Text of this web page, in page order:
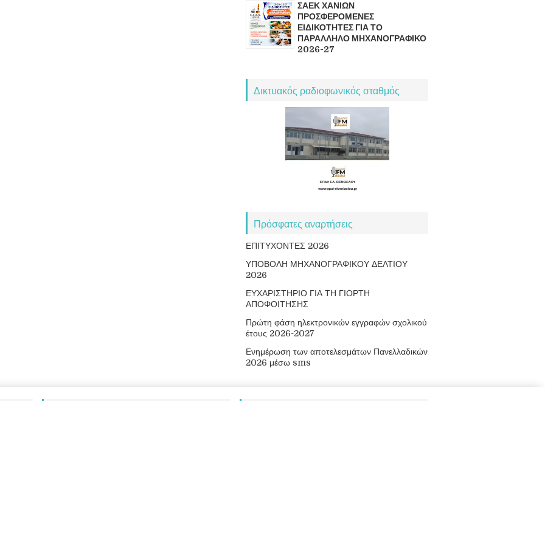
ΣΑΕΚ ΧΑΝΙΩΝ
ΠΡΟΣΦΕΡΟΜΕΝΕΣ
ΕΙΔΙΚΟΤΗΤΕΣ ΓΙΑ ΤΟ
ΠΑΡΑΛΛΗΛΟ ΜΗΧΑΝΟΓΡΑΦΙΚΟ
2026-27
Δικτυακός ραδιοφωνικός σταθμός
Πρόσφατες αναρτήσεις
ΕΠΙΤΥΧΟΝΤΕΣ 2026
ΥΠΟΒΟΛΗ ΜΗΧΑΝΟΓΡΑΦΙΚΟΥ ΔΕΛΤΙΟΥ
2026
ΕΥΧΑΡΙΣΤΗΡΙΟ ΓΙΑ ΤΗ ΓΙΟΡΤΗ
ΑΠΟΦΟΙΤΗΣΗΣ
Πρώτη φάση ηλεκτρονικών εγγραφών σχολικού
έτους 2026-2027
Ενημέρωση των αποτελεσμάτων Πανελλαδικών
2026 μέσω sms